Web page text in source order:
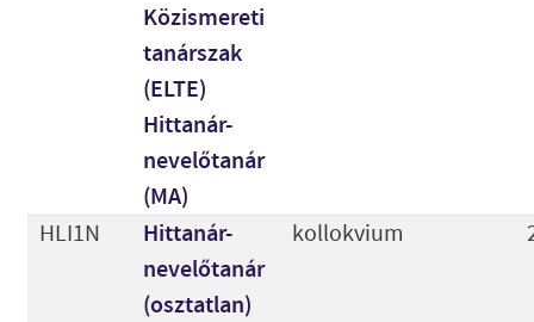
Közismereti
tanárszak
(ELTE)
Hittanár-
nevelőtanár
(MA)
HLI1N
Hittanár-
nevelőtanár
(osztatlan)
kollokvium